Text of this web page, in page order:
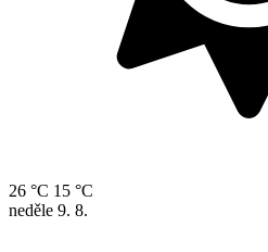
26 °C 15 °C
neděle 9. 8.